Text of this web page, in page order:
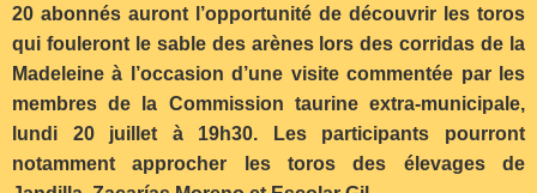
20 abonnés auront l’opportunité de découvrir les toros
qui fouleront le sable des arènes lors des corridas de la
Madeleine à l’occasion d’une visite commentée par les
membres de la Commission taurine extra-municipale,
lundi 20 juillet à 19h30. Les participants pourront
notamment approcher les toros des élevages de